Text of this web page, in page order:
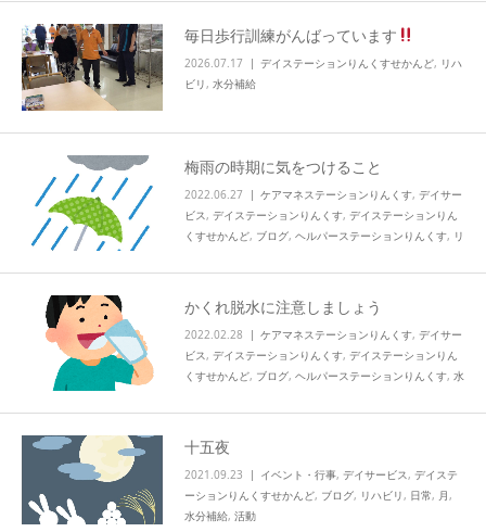
毎日歩行訓練がんばっています
2026.07.17 デイステーションりんくすせかんど, リハ
ビリ, 水分補給
梅雨の時期に気をつけること
2022.06.27 ケアマネステーションりんくす, デイサー
ビス, デイステーションりんくす, デイステーションりん
くすせかんど, ブログ, ヘルパーステーションりんくす, リ
かくれ脱水に注意しましょう
2022.02.28 ケアマネステーションりんくす, デイサー
ビス, デイステーションりんくす, デイステーションりん
くすせかんど, ブログ, ヘルパーステーションりんくす, 水
十五夜
2021.09.23 イベント・行事, デイサービス , デイステ
ーションりんくすせかんど, ブログ, リハビリ , 日常, 月 ,
水分補給, 活動
info